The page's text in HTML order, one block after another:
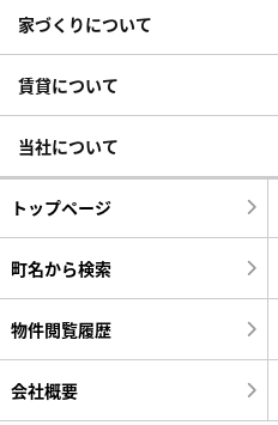
家づくりについて
賃貸について
当社について
トップページ
町名から検索
物件閲覧履歴
会社概要